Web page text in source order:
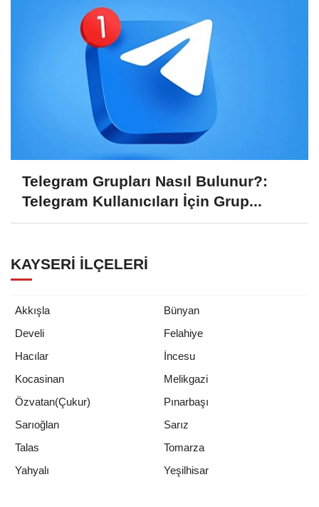
Telegram Grupları Nasıl Bulunur?:
Telegram Kullanıcıları İçin Grup...
KAYSERI İLÇELERI
Akkışla
Bünyan
Develi
Felahiye
Hacılar
İncesu
Kocasinan
Melikgazi
Özvatan(Çukur)
Pınarbaşı
Sarıoğlan
Sarız
Talas
Tomarza
Yahyalı
Yeşilhisar